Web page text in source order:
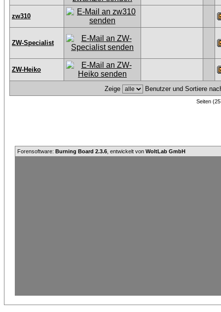
zw310
ZW-Specialist
ZW-Heiko
Zeige Benutzer und Sortiere
Seiten
Forensoftware: Burning Board 2.3.6 , entwickelt von WoltLab GmbH